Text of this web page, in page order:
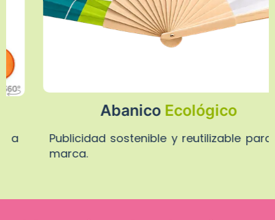
AbanicoEcológico
Publicidad sostenible y reutilizable para tu
marca.